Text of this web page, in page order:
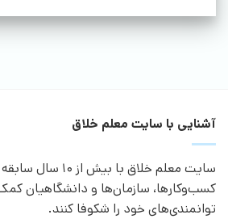
آشنایی با سایت معلم خلاق
سایت معلم خلاق با
کسب‌وکارها، سازمان‌ها و دانشگاهیان
توانمندی‌های خود را شکوفا کنند.